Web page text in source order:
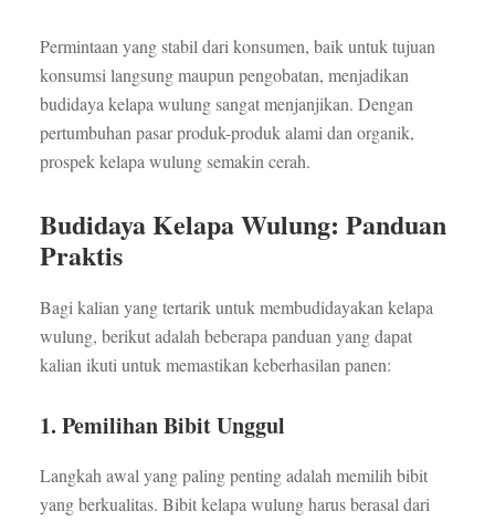
Permintaan yang stabil dari konsumen, baik untuk tujuan
konsumsi langsung maupun pengobatan, menjadikan
budidaya kelapa wulung sangat menjanjikan. Dengan
pertumbuhan pasar produk-produk alami dan organik,
prospek kelapa wulung semakin cerah.
Budidaya Kelapa Wulung: Panduan
Praktis
Bagi kalian yang tertarik untuk membudidayakan kelapa
wulung, berikut adalah beberapa panduan yang dapat
kalian ikuti untuk memastikan keberhasilan panen:
1. Pemilihan Bibit Unggul
Langkah awal yang paling penting adalah memilih bibit
yang berkualitas. Bibit kelapa wulung harus berasal dari